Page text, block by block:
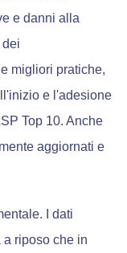
e danni alla
migliori pratiche,
e l'adesione
Top 10. Anche
aggiornati e
I dati
riposo che in